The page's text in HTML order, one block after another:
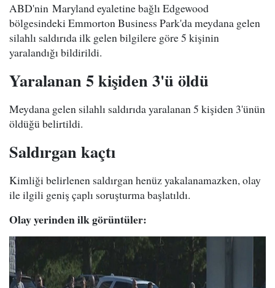
ABD'nin Maryland eyaletine bağlı Edgewood
bölgesindeki Emmorton Business Park'da meydana gelen
silahlı saldırıda ilk gelen bilgilere göre 5 kişinin
yaralandığı bildirildi.
Yaralanan 5 kişiden 3'ü öldü
Meydana gelen silahlı saldırıda yaralanan 5 kişiden 3'ünün
öldüğü belirtildi.
Saldırgan kaçtı
Kimliği belirlenen saldırgan henüz yakalanamazken, olay
ile ilgili geniş çaplı soruşturma başlatıldı.
Olay yerinden ilk görüntüler: